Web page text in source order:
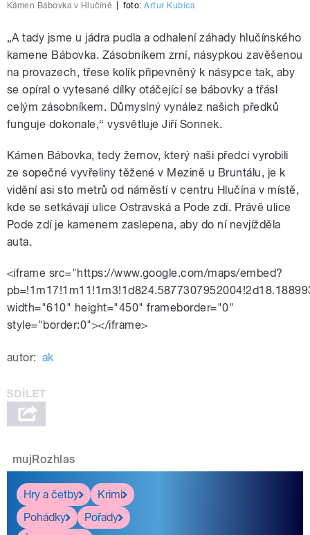
Kámen Bábovka v Hlučíně foto:Artur Kubica
„A tady jsme u jádra pudla a odhalení záhady hlučínského
kamene Bábovka. Zásobníkem zrní, násypkou zavěšenou
na provazech, třese kolík připevněný k násypce tak, aby
se opíral o vytesané dílky otáčející se bábovky a třásl
celým zásobníkem. Důmyslný vynález našich předků
funguje dokonale,“ vysvětluje Jiří Sonnek.
Kámen Bábovka, tedy žernov, který naši předci vyrobili
ze sopečné vyvřeliny těžené v Mezině u Bruntálu, je k
vidění asi sto metrů od náměstí v centru Hlučína v místě,
kde se setkávají ulice Ostravská a Pode zdí. Právě ulice
Pode zdí je kamenem zaslepena, aby do ní nevjížděla
auta.
<iframe src="https://www.google.com/maps/embed?
width="610" height="450" frameborder="0"
style="border:0"></iframe>
autor: ak
mujRozhlas
Hry a četby
Krimi
Pohádky
Pořady